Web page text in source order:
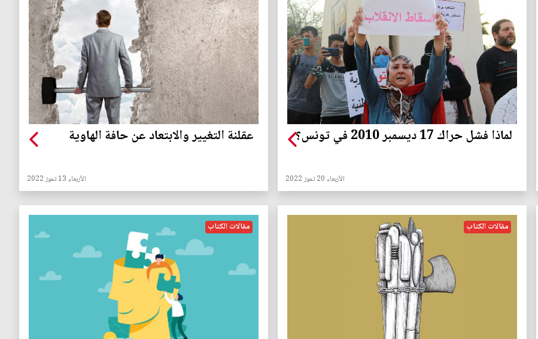
لماذا فشل حراك 17 ديسمبر 2010 في تونس؟
الأربعاء 20 تموز 2022
عقلنة التغيير والابتعاد عن حافة الهاوية
الأربعاء 13 تموز 2022
مقالات الكتاب مقالات الكتاب